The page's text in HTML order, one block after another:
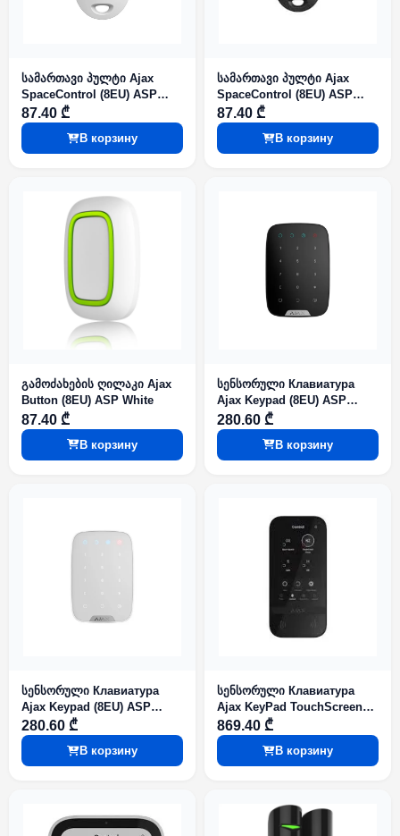
სამართავი პულტი Ajax
SpaceControl (8EU) ASP
White
87.40 ₾
В корзину
სამართავი პულტი Ajax
SpaceControl (8EU) ASP
Black
87.40 ₾
В корзину
გამოძახების ღილაკი Ajax
Button (8EU) ASP White
87.40 ₾
В корзину
სენსორული Клавиатура
Ajax Keypad (8EU) ASP
Black
280.60 ₾
В корзину
სენსორული Клавиатура
Ajax Keypad (8EU) ASP
White
280.60 ₾
В корзину
სენსორული Клавиатура
Ajax KeyPad TouchScreen
(8EU) ASP Black
869.40 ₾
В корзину